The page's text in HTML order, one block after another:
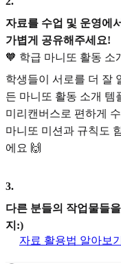
자료를 수업 및 운영에
가볍게 공유해주세요!
🧡 학급 마니또 활동 소
학생들이 서로를 더 잘
든 마니또 활동 소개 템
미리캔버스로 편하게
마니또 미션과 규칙도
에요 🙌
3.
다른 분들의 작업물들
지:)
자료 활용법 알아보기